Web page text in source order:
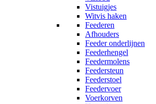
Vistuigjes
Witvis haken
Feederen
Afhouders
Feeder onderlijnen
Feederhengel
Feedermolens
Feedersteun
Feederstoel
Feedervoer
Voerkorven